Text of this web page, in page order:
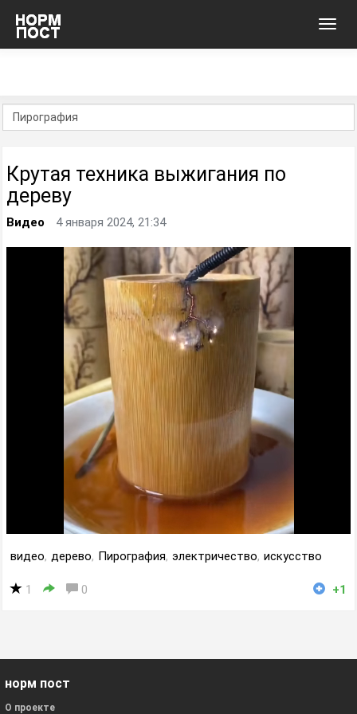
Крутая техника выжигания по
дереву
Видео 4 января 2024, 21:34
видео, дерево, Пирография, электричество, искусство
1 0 +1
норм пост
О проекте